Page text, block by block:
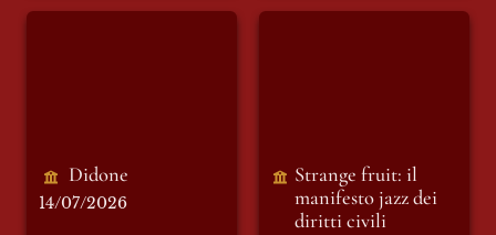
Didone
Didone
14/07/2026
Strange fruit: il
Strange fruit: il
manifesto jazz dei
diritti civili